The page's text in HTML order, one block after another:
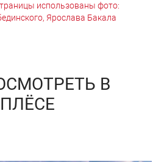
использованы фото:
Ярослава Бакала
В
ПЛЁСЕ